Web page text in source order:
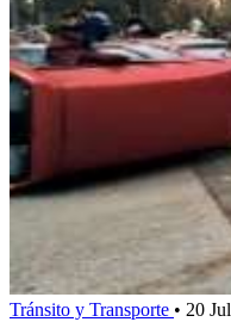
Tránsito y Transporte • 20